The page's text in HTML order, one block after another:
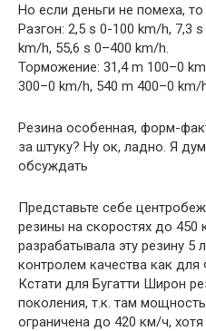
Но если деньги не помеха,
Разгон: 2,5 s 0-100 km/h, 7,3
km/h, 55,6 s 0–400 km/h.
Торможение: 31,4 m 100–0
300–0 km/h, 540 m 400–0 km/
Резина особенная, форм-
за штуку? Ну ок, ладно. Я
обсуждать
Представьте себе
резины на скоростях до
разрабатывала эту резину 5
контролем качества как
Кстати для Бугатти Широн
поколения, т.к. там
ограничена до 420 км/ч,